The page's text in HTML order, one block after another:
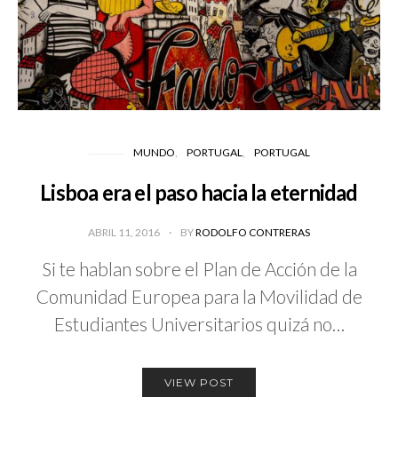
MUNDO PORTUGAL PORTUGAL
Lisboa era el paso hacia la eternidad
ABRIL 11, 2016 BYRODOLFO CONTRERAS
Si te hablan sobre el Plan de Acción de la
Comunidad Europea para la Movilidad de
Estudiantes Universitarios quizá no…
VIEW POST